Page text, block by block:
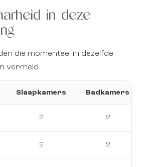
in deze
die momenteel in dezelfde
vermeld.
Slaapkamers Badkamers
2 2
2 2